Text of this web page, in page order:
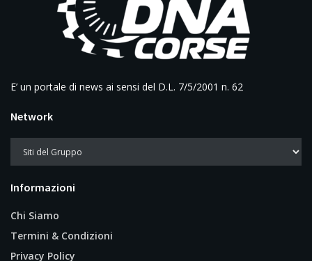
E’ un portale di news ai sensi del D.L. 7/5/2001 n. 62
Network
Informazioni
Chi Siamo
Termini & Condizioni
Privacy Policy